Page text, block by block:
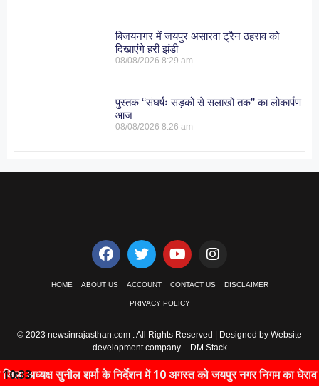
बिजयनगर में जयपुर असारवा ट्रैन ठहराव को
दिखाएंगे हरी झंडी
08/08/20268:29 am
पुस्तक ‘‘संघर्षः सड़कों से सलाखों तक’’ का लोकार्पण
आज
08/08/20268:26 am
HOME ABOUT US ACCOUNT CONTACT US DISCLAIMER
PRIVACY POLICY
© 2023 newsinrajasthan.com . All Rights Reserved | Designed by Website
development company – DM Stack
अध्यक्ष सुनील शर्मा के निर्देशन में 10 अगस्त को जयपुर नगर निगम का घेराव
10:33